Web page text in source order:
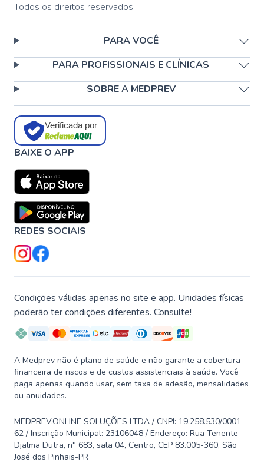
Todos os direitos reservados
PARA VOCÊ
PARA PROFISSIONAIS E CLÍNICAS
SOBRE A MEDPREV
Verificada por
BAIXE O APP
REDES SOCIAIS
Condições válidas apenas no site e app. Unidades físicas
poderão ter condições diferentes. Consulte!
A Medprev não é plano de saúde e não garante a cobertura
financeira de riscos e de custos assistenciais à saúde. Você
paga apenas quando usar, sem taxa de adesão, mensalidades
ou anuidades.
MEDPREV.ONLINE SOLUÇÕES LTDA / CNPJ: 19.258.530/0001-
62 / Inscrição Municipal: 23106048 / Endereço: Rua Tenente
Djalma Dutra, n° 683, sala 04, Centro, CEP 83.005-360, São
José dos Pinhais-PR